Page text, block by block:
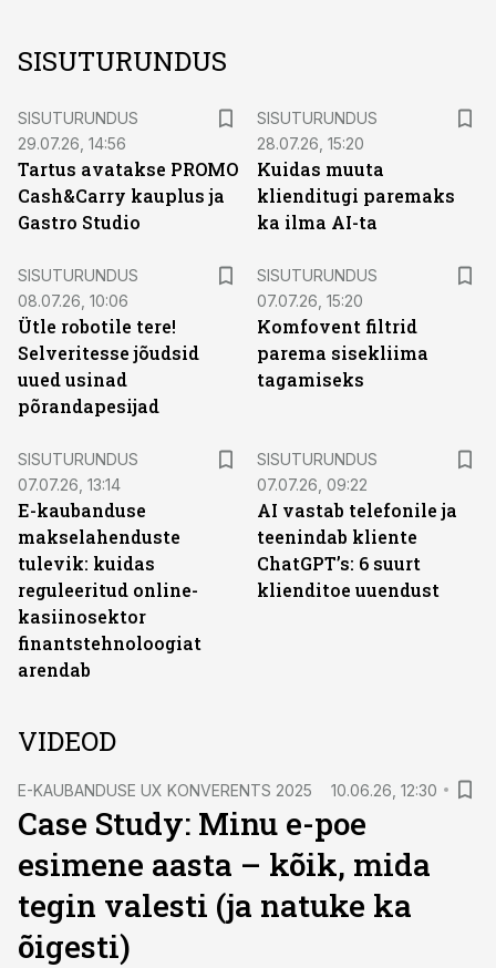
SISUTURUNDUS
SISUTURUNDUS
29.07.26, 14:56
Tartus avatakse PROMO
Cash&Carry kauplus ja
Gastro Studio
SISUTURUNDUS
28.07.26, 15:20
Kuidas muuta
klienditugi paremaks
ka ilma AI-ta
SISUTURUNDUS
08.07.26, 10:06
Ütle robotile tere!
Selveritesse jõudsid
uued usinad
põrandapesijad
SISUTURUNDUS
07.07.26, 15:20
Komfovent filtrid
parema sisekliima
tagamiseks
SISUTURUNDUS
07.07.26, 13:14
E-kaubanduse
makselahenduste
tulevik: kuidas
reguleeritud online-
kasiinosektor
finantstehnoloogiat
arendab
SISUTURUNDUS
07.07.26, 09:22
AI vastab telefonile ja
teenindab kliente
ChatGPT’s: 6 suurt
klienditoe uuendust
VIDEOD
E-KAUBANDUSE UX KONVERENTS 2025 10.06.26, 12:30
Case Study: Minu e-poe
esimene aasta – kõik, mida
tegin valesti (ja natuke ka
õigesti)